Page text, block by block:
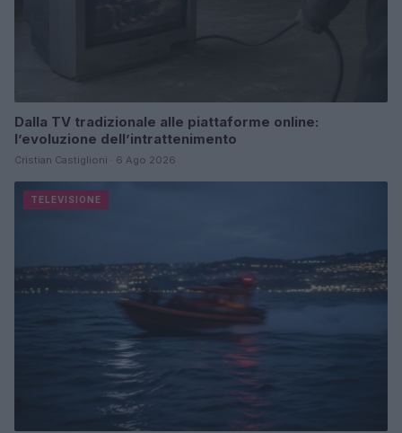
Dalla TV tradizionale alle piattaforme online:
l’evoluzione dell’intrattenimento
Cristian Castiglioni · 6 Ago 2026
TELEVISIONE